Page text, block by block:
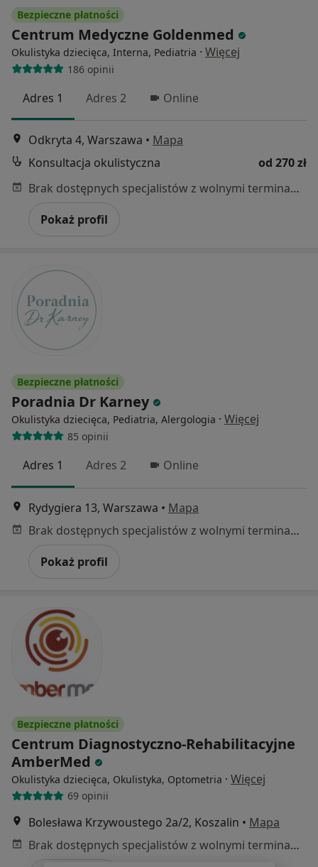
Bezpieczne płatności
Centrum Medyczne Goldenmed
Okulistyka dziecięca, Interna, Pediatria · Więcej
186 opinii
Adres 1 Adres 2 Online
Odkryta 4, Warszawa • Mapa
Konsultacja okulistyczna
od 270 zł
Brak dostępnych specjalistów z wolnymi terminami w tym centrum medycznym.
Pokaż profil
Bezpieczne płatności
Poradnia Dr Karney
Okulistyka dziecięca, Pediatria, Alergologia · Więcej
85 opinii
Adres 1 Adres 2 Online
Rydygiera 13, Warszawa • Mapa
Brak dostępnych specjalistów z wolnymi terminami w tym centrum medycznym.
Pokaż profil
Bezpieczne płatności
Centrum Diagnostyczno-Rehabilitacyjne
AmberMed
Okulistyka dziecięca, Okulistyka, Optometria · Więcej
69 opinii
Bolesława Krzywoustego 2a/2, Koszalin • Mapa
Brak dostępnych specjalistów z wolnymi terminami w tym centrum medycznym.